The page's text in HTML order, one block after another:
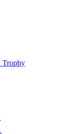
Trophy